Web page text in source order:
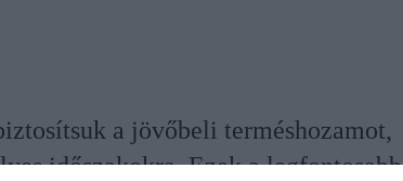
a jövőbeli terméshozamot,
időszakokra. Ezek a legfontosabb